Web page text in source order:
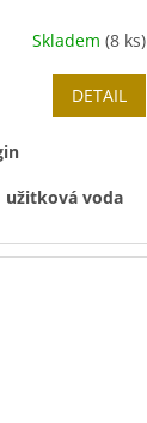
Skladem(8 ks)
DETAIL
užitková voda